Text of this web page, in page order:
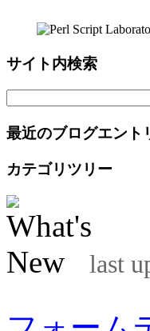
サイト内検索
最近のブログエント
カテゴリツリー
last